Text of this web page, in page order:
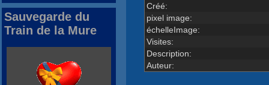
Créé:
pixel image:
échelleImage:
Visites:
Description:
Auteur:
Sauvegarde du
Train de la Mure